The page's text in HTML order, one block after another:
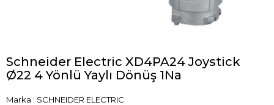
Schneider Electric XD4PA24 Joystick
Ø22 4 Yönlü Yaylı Dönüş 1Na
Marka : SCHNEIDER ELECTRIC